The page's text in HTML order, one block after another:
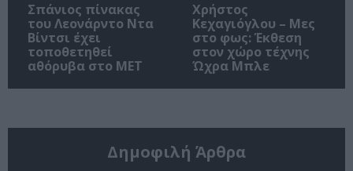
Σπάνιος πίνακας
του Λεονάρντο Ντα
Βίντσι έχει
τοποθετηθεί
αθόρυβα στο MET
Χρήστος
Κεχαγιόγλου – Μες
στο φως: Έκθεση
στον χώρο τέχνης
Ώχρα Μπλε
Δημοφιλή Άρθρα